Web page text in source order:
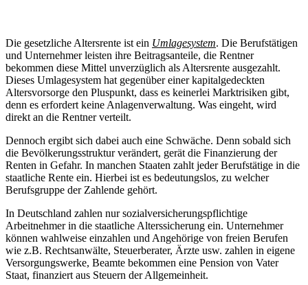
Die gesetzliche Altersrente ist ein Umlagesystem. Die Berufstätigen
und Unternehmer leisten ihre Beitragsanteile, die Rentner
bekommen diese Mittel unverzüglich als Altersrente ausgezahlt.
Dieses Umlagesystem hat gegenüber einer kapitalgedeckten
Altersvorsorge den Pluspunkt, dass es keinerlei Marktrisiken gibt,
denn es erfordert keine Anlagenverwaltung. Was eingeht, wird
direkt an die Rentner verteilt.
Dennoch ergibt sich dabei auch eine Schwäche. Denn sobald sich
die Bevölkerungsstruktur verändert, gerät die Finanzierung der
Renten in Gefahr. In manchen Staaten zahlt jeder Berufstätige in die
staatliche Rente ein. Hierbei ist es bedeutungslos, zu welcher
Berufsgruppe der Zahlende gehört.
In Deutschland zahlen nur sozialversicherungspflichtige
Arbeitnehmer in die staatliche Alterssicherung ein. Unternehmer
können wahlweise einzahlen und Angehörige von freien Berufen
wie z.B. Rechtsanwälte, Steuerberater, Ärzte usw. zahlen in eigene
Versorgungswerke, Beamte bekommen eine Pension von Vater
Staat, finanziert aus Steuern der Allgemeinheit.